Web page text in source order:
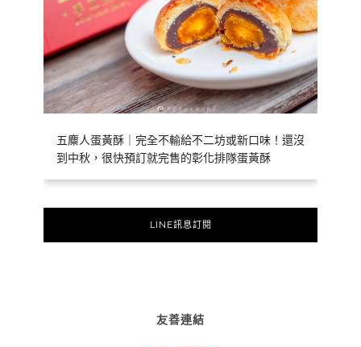
五麋人蛋黃酥｜完全不輸給不二坊或新口味！還沒
到中秋，很快預訂就完售的彰化排隊蛋黃酥
LINE訊息訂閱
友善連結